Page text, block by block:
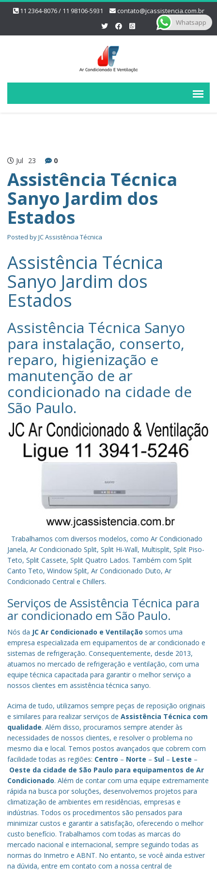
11 2364-8076 / 11 98106-5931 contato@jcassistencia.com.br
Jul 23 0
Assistência Técnica
Sanyo Jardim dos
Estados
Posted byJC Assistência Técnica
Assistência Técnica
Sanyo Jardim dos
Estados
Assistência Técnica Sanyo‎
para instalação, conserto,
reparo, higienização e
manutenção de ar
condicionado na cidade de
São Paulo.
Trabalhamos com diversos modelos, como Ar Condicionado
Janela, Ar Condicionado Split, Split Hi-Wall, Multisplit, Split Piso-
Teto, Split Cassete, Split Quatro Lados. Também com Split
Canto Teto, Window Split, Ar Condicionado Duto, Ar
Condicionado Central e Chillers.
Serviços de Assistência Técnica para
ar condicionado em São Paulo.
Nós da JC Ar Condicionado e Ventilação somos uma
empresa especializada em equipamentos de ar condicionado e
sistemas de refrigeração. Consequentemente, desde 2013,
atuamos no mercado de refrigeração e ventilação, com uma
equipe técnica capacitada para garantir o melhor serviço a
nossos clientes em assistência técnica sanyo.
Acima de tudo, utilizamos sempre peças de reposição originais
e similares para realizar serviços de Assistência Técnica com
qualidade. Além disso, procuramos sempre atender às
necessidades de nossos clientes, e resolver o problema no
mesmo dia e local. Temos postos avançados que cobrem com
facilidade todas as regiões: Centro – Norte – Sul – Leste –
Oeste da cidade de São Paulo para equipamentos de Ar
Condicionado. Além de contar com uma equipe extremamente
rápida na busca por soluções, desenvolvemos projetos para
climatização de ambientes em residências, empresas e
indústrias. Todos os procedimentos são pensados para
minimizar custos e garantir a satisfação, oferecendo o melhor
custo benefício. Trabalhamos com todas as marcas do
mercado nacional e internacional, sempre seguindo todas as
normas do Inmetro e ABNT. No entanto, se você ainda estiver
na dúvida, entre em contato com a nossa central de
Whatsapp